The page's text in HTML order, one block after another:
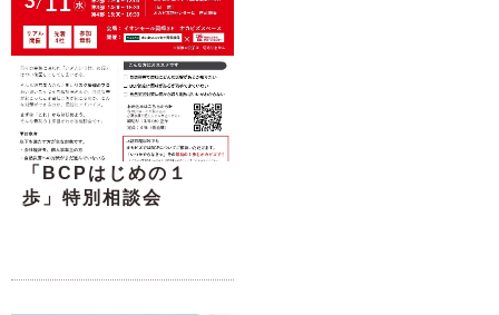
「BCPはじめの１
歩」特別相談会